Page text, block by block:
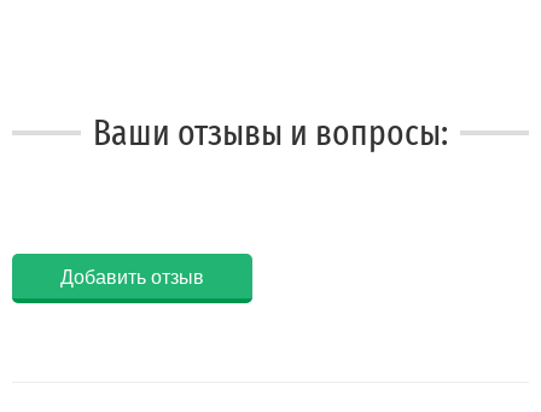
Ваши отзывы и вопросы:
Добавить отзыв